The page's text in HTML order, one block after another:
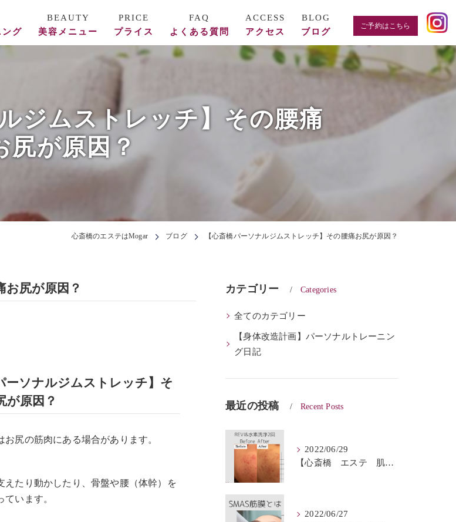
ング 美容メニュー
頭蓋骨矯正・整体
エステ
プライス よくある質問 アクセス ブログ
ご予約はこちら
ジムストレッチ】その腰痛
尻が原因？
心斎橋のエステはMogar ブログ 【心斎橋パーソナルジムストレッチ】その腰痛お尻が原因？
お尻が原因？
ーソナルジムストレッチ】そ
が原因？
お尻の筋肉にある場合があります。
えたり動かしたり、骨盤や腰（体幹）を
います。
カテゴリー Categories
全てのカテゴリー
【身体改造計画】パーソナルトレーニン
グ日記
最近の投稿 Recent Posts
2022/06/29
【心斎橋 エステ 肌質改善】REVI＆ハイドロフェイシャルBeforeAfter
2022/06/27